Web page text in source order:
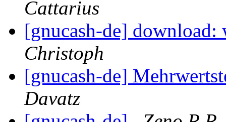
Cattarius
[gnucash-de]
Christoph
[gnucash-de]
Davatz